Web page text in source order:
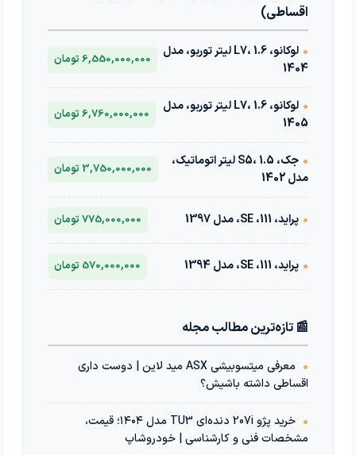
اقساطی)
•
لوکانو، L7، 1.6 لیتر توربو، مدل
1404
6,550,000,000 تومان
•
لوکانو، L7، 1.6 لیتر توربو، مدل
1405
6,760,000,000 تومان
•
جک، S5، 1.5 لیتر اتوماتیک،
مدل 1402
3,750,000,000 تومان
• پراید، 111، SE، مدل 1397 775,000,000 تومان
• پراید، 111، SE، مدل 1394 570,000,000 تومان
📰 تازه‌ترین مطالب مجله
•
معرفی میتسوبیشی ASX مید لاین | دوست داری
اقساطی داشته باشیش؟
•
خرید پژو 207i دنده‌ای TU3 مدل ۱۴۰۴؛ قیمت،
مشخصات فنی و کارشناسی | خودروشاپ